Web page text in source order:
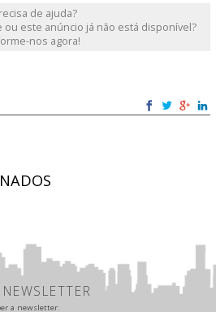
de ajuda?
este anúncio já não está disponível?
nos agora!
a newsletter.